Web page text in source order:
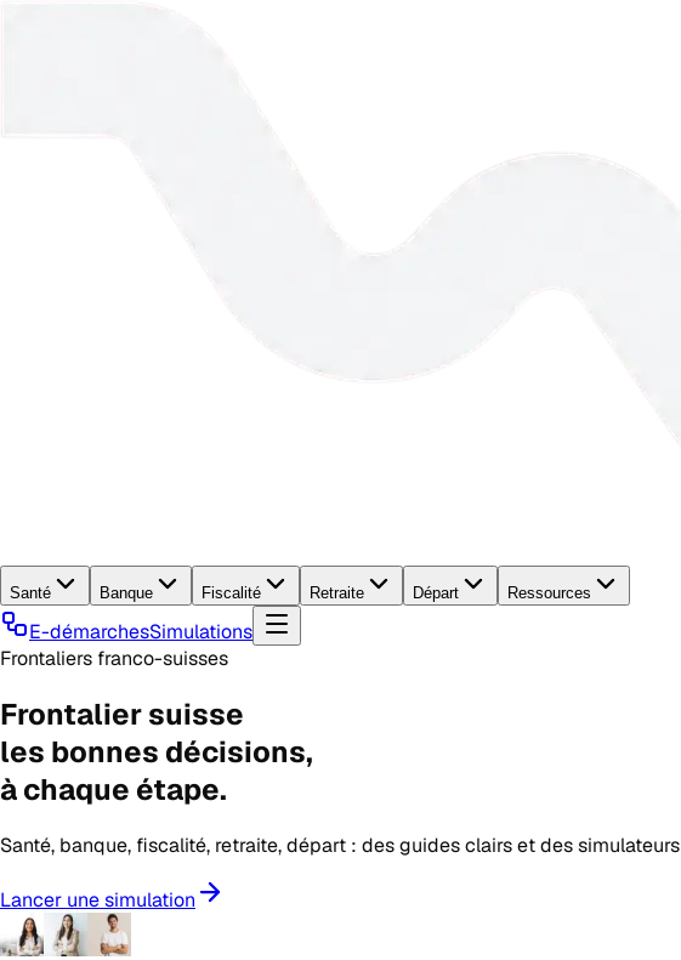
Santé Banque Fiscalité Retraite Départ Ressources
E-démarchesSimulations
Frontaliers franco-suisses
Frontalier suisse
les bonnes décisions,
à chaque étape.
Santé, banque, fiscalité, retraite, départ : des guides clairs et des
Lancer une simulation